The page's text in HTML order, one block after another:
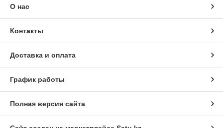
О нас
Контакты
Доставка и оплата
График работы
Полная версия сайта